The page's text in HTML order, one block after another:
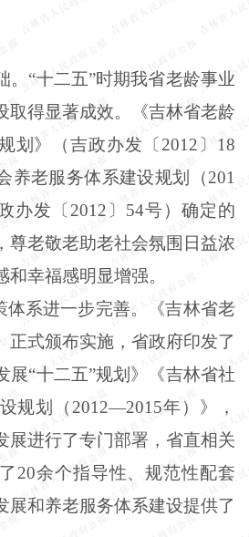
。“十二五”时期我省老龄事业
取得显著成效。《吉林省老龄
划》（吉政办发〔2012〕18
养老服务体系建设规划（201
办发〔2012〕54号）确定的
尊老敬老助老社会氛围日益浓
幸福感明显增强。
体系进一步完善。《吉林省老
正式颁布实施，省政府印发了
展“十二五”规划》《吉林省社
规划（2012—2015年）》，
展进行了专门部署，省直相关
20余个指导性、规范性配套
展和养老服务体系建设提供了